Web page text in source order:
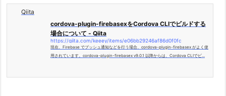
Qiita
cordova-plugin-firebasexをCordova CLIでビルドする
場合について - Qiita
https://qiita.com/keeey/items/e06bb29246af86d0f0fc
現在、Firebase でプッシュ通知などを行う場合、cordova-plugin-firebasex がよく使
用されています。cordova-plugin-firebasex v9.0.1 以降からは、Cordova CLIでビ...